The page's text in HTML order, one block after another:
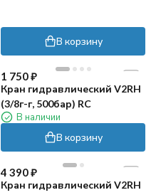
В корзину
1 750₽
Кран гидравлический V2RH
(3/8г-г, 500бар) RC
В наличии
В корзину
4 390₽
Кран гидравлический V2RH